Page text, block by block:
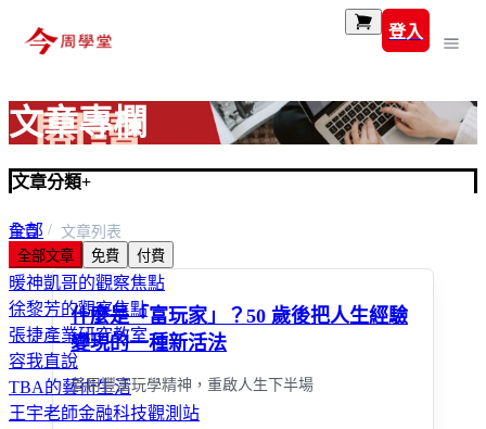
登入
文章專欄
文章分類+
全部
富玩家
暖神凱哥的觀察焦點
徐黎芳的觀察焦點
張捷產業研究教室
容我直說
TBA的藝術生活
王宇老師金融科技觀測站
首頁
文章列表
全部文章
免費 付費
什麼是「富玩家」？50 歲後把人生經驗
變現的一種新活法
善用豐富玩學精神，重啟人生下半場